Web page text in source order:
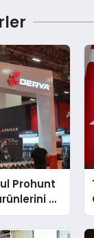
Prohunt
ve